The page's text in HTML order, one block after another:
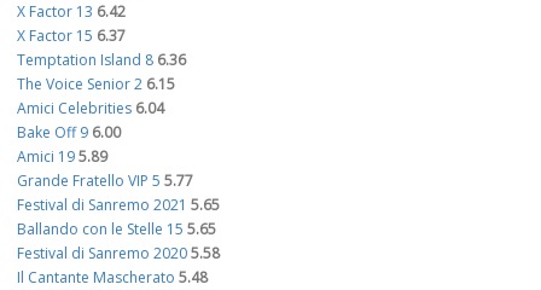
X Factor 13 6.42
X Factor 15 6.37
Temptation Island 8 6.36
The Voice Senior 2 6.15
Amici Celebrities 6.04
Bake Off 9 6.00
Amici 195.89
Grande Fratello VIP 5 5.77
Festival di Sanremo 2021 5.65
Ballando con le Stelle 15 5.65
Festival di Sanremo 20205.58
Il Cantante Mascherato 5.48